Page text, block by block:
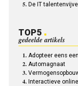
De IT
TOP5
gedeelde artikels
Adopteer eens
Automagnaat
Interactieve